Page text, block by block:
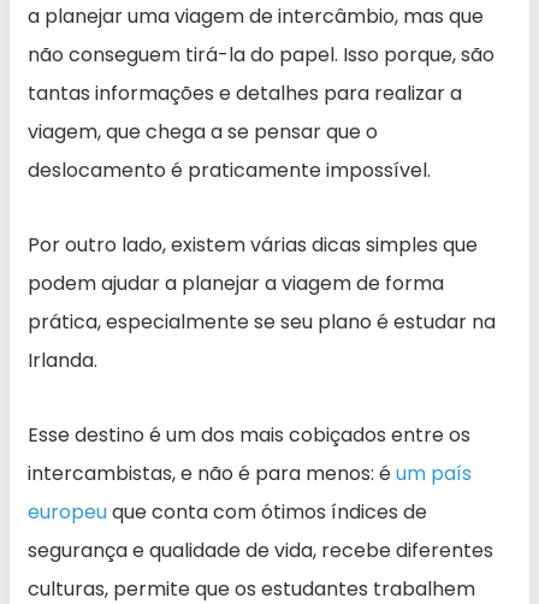
a planejar uma viagem de intercâmbio, mas que
não conseguem tirá-la do papel. Isso porque, são
tantas informações e detalhes para realizar a
viagem, que chega a se pensar que o
deslocamento é praticamente impossível.
Por outro lado, existem várias dicas simples que
podem ajudar a planejar a viagem de forma
prática, especialmente se seu plano é estudar na
Irlanda.
Esse destino é um dos mais cobiçados entre os
intercambistas, e não é para menos: éum país
europeuque conta com ótimos índices de
segurança e qualidade de vida, recebe diferentes
culturas, permite que os estudantes trabalhem